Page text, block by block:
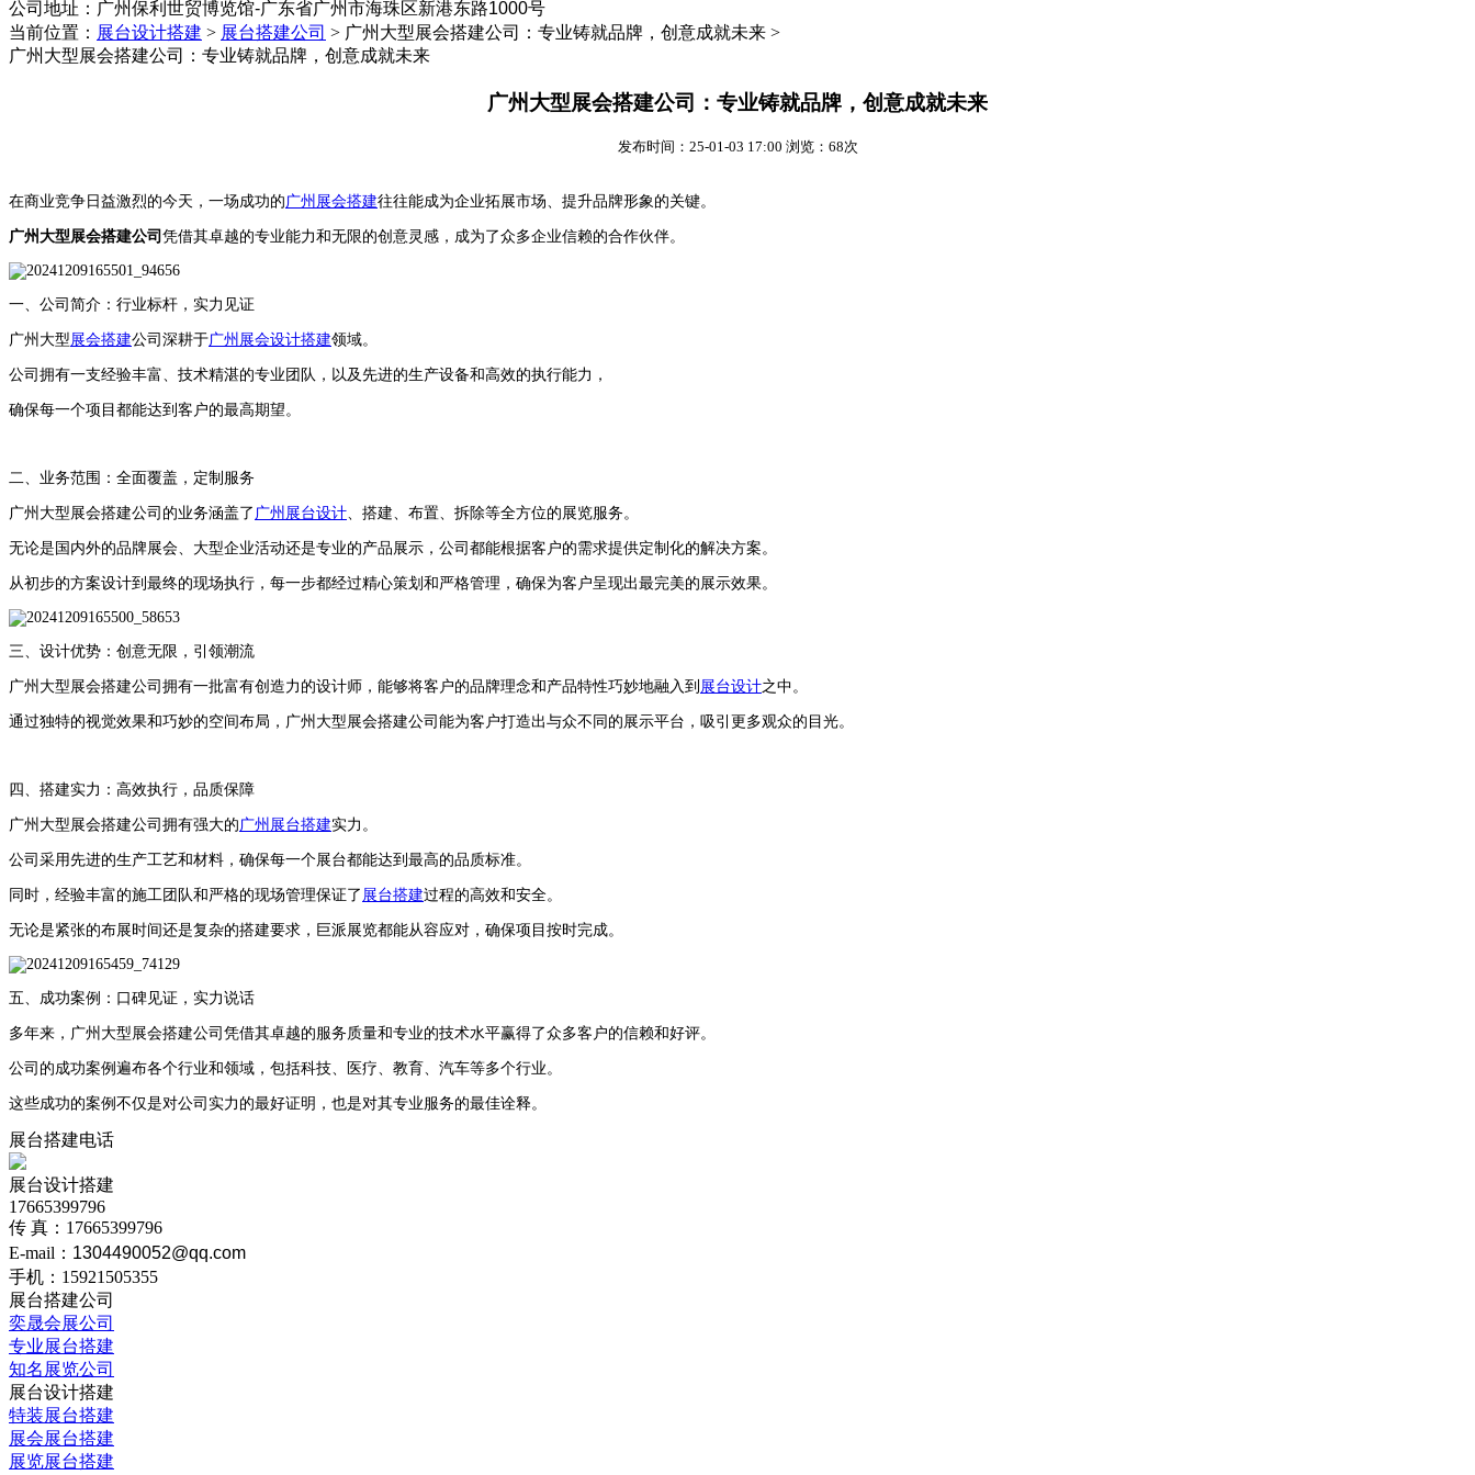
公司地址： ‌广州保利世贸博览馆-广东省广州市海珠区新港东路1000号
当前位置： 展台设计搭建 > 展台搭建公司 > 广州大型展会搭建公司：专业铸就品牌，创意成就未来 >
广州大型展会搭建公司：专业铸就品牌，创意成就未来
广州大型展会搭建公司：专业铸就品牌，创意成就未来
发布时间：25-01-03 17:00 浏览：68次
在商业竞争日益激烈的今天，一场成功的广州展会搭建往往能成为企业拓展市场、提升品牌形象的关键。
广州大型展会搭建公司 凭借其卓越的专业能力和无限的创意灵感，成为了众多企业信赖的合作伙伴。
一、公司简介：行业标杆，实力见证
广州大型展会搭建公司深耕于广州展会设计搭建领域。
公司拥有一支经验丰富、技术精湛的专业团队，以及先进的生产设备和高效的执行能力，
确保每一个项目都能达到客户的最高期望。
二、业务范围：全面覆盖，定制服务
广州大型展会搭建公司 的业务涵盖了 广州展台设计、搭建、布置、拆除等全方位的展览服务。
无论是国内外的品牌展会、大型企业活动还是专业的产品展示，公司都能根据客户的需求提供定制化的解决方案。
从初步的方案设计到最终的现场执行，每一步都经过精心策划和严格管理，确保为客户呈现出最完美的展示效果。
三、设计优势：创意无限，引领潮流
广州大型展会搭建公司 拥有一批富有创造力的设计师，能够将客户的品牌理念和产品特性巧妙地融入到 展台设计之中。
通过独特的视觉效果和巧妙的空间布局， 广州大型展会搭建公司 能为客户打造出与众不同的展示平台，吸引更多观众的目光。
四、搭建实力：高效执行，品质保障
广州大型展会搭建公司 拥有强大的广州展台搭建实力。
公司采用先进的生产工艺和材料，确保每一个展台都能达到最高的品质标准。
同时，经验丰富的施工团队和严格的现场管理保证了 展台搭建过程的高效和安全。
无论是紧张的布展时间还是复杂的搭建要求，巨派展览都能从容应对，确保项目按时完成。
五、成功案例：口碑见证，实力说话
多年来， 广州大型展会搭建公司 凭借其卓越的服务质量和专业的技术水平赢得了众多客户的信赖和好评。
公司的成功案例遍布各个行业和领域，包括科技、医疗、教育、汽车等多个行业。
这些成功的案例不仅是对公司实力的最好证明，也是对其专业服务的最佳诠释。
展台搭建电话
展台设计搭建
17665399796
传 真：17665399796
E-mail： 1304490052@qq.com
手机：15921505355
展台搭建公司
奕晟会展公司
专业展台搭建
知名展览公司
展台设计搭建
特装展台搭建
展会展台搭建
展览展台搭建